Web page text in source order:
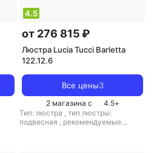
4.5
от 276 815 ₽
Люстра Lucia Tucci Barletta
122.12.6
Все цены3
2 магазина с 4.5+
Тип: люстра , тип люстры:
подвесная , рекомендуемые